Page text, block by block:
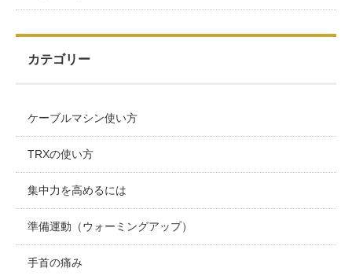
カテゴリー
ケーブルマシン使い方
TRXの使い方
集中力を高めるには
準備運動（ウォーミングアップ）
手首の痛み